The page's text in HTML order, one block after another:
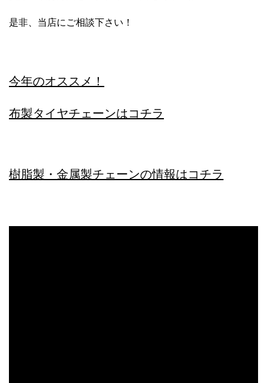
是非、当店にご相談下さい！
今年のオススメ！
布製タイヤチェーンはコチラ
樹脂製・金属製チェーンの情報はコチラ